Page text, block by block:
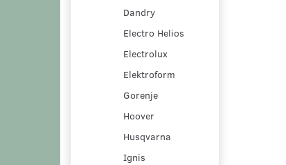
Dandry
Electro Helios
Electrolux
Elektroform
Gorenje
Hoover
Husqvarna
Ignis